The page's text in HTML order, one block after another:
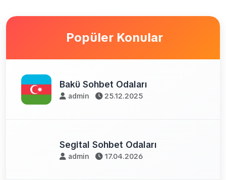
Popüler Konular
Bakü Sohbet Odaları
admin 25.12.2025
Segital Sohbet Odaları
admin 17.04.2026